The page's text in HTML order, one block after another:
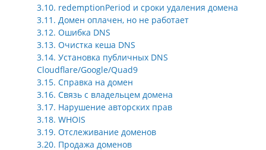
3.10. redemptionPeriod и сроки удаления домена
3.11. Домен оплачен, но не работает
3.12. Ошибка DNS
3.13. Очистка кеша DNS
3.14. Установка публичных DNS
Cloudflare/Google/Quad9
3.15. Справка на домен
3.16. Связь с владельцем домена
3.17. Нарушение авторских прав
3.18. WHOIS
3.19. Отслеживание доменов
3.20. Продажа доменов